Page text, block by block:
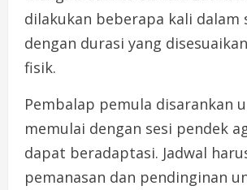
dilakukan beberapa kali dalam
dengan durasi yang
fisik.
Pembalap pemula disarankan
memulai dengan sesi pendek
dapat beradaptasi. Jadwal
pemanasan dan pendinginan